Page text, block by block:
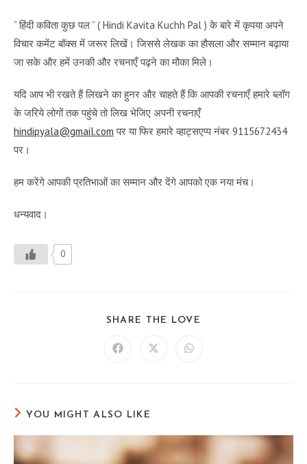
“ हिंदी कविता कुछ पल ” ( Hindi Kavita Kuchh Pal ) के बारे में कृपया अपने
विचार कमेंट बॉक्स में जरूर लिखें। जिससे लेखक का हौसला और सम्मान बढ़ाया
जा सके और हमें उनकी और रचनाएँ पढ़ने का मौका मिले।
यदि आप भी रखते हैं लिखने का हुनर और चाहते हैं कि आपकी रचनाएँ हमारे ब्लॉग
के जरिये लोगों तक पहुंचे तो लिख भेजिए अपनी रचनाएँ
hindipyala@gmail.com पर या फिर हमारे व्हाट्सएप्प नंबर 9115672434
पर।
हम करेंगे आपकी प्रतिभाओं का सम्मान और देंगे आपको एक नया मंच।
धन्यवाद।
0
SHARE THE LOVE
Opens Opens Opens
YOU MIGHT ALSO LIKE